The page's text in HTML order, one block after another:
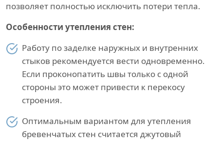
позволяет полностью исключить потери тепла.
Особенности утепления стен:
Работу по заделке наружных и внутренних
стыков рекомендуется вести одновременно.
Если проконопатить швы только с одной
стороны это может привести к перекосу
строения.
Оптимальным вариантом для утепления
бревенчатых стен считается джутовый